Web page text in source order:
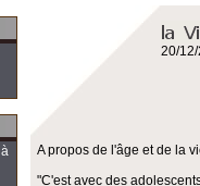
20/
A propos de l'âge et de la
"C'est avec des